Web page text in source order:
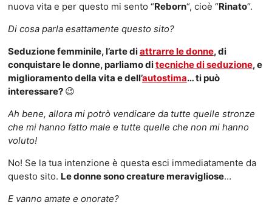
nuova vita e per questo mi sento “Reborn“, cioè “Rinato“.
Di cosa parla esattamente questo sito?
Seduzione femminile, l’arte diattrarre le donne, di
conquistare le donne, parliamo ditecniche di seduzione, e
miglioramento della vita e dell’autostima… ti può
interessare? 😉
Ah bene, allora mi potrò vendicare da tutte quelle stronze
che mi hanno fatto male e tutte quelle che non mi hanno
voluto!
No! Se la tua intenzione è questa esci immediatamente da
questo sito. Le donne sono creature meravigliose…
E vanno amate e onorate?